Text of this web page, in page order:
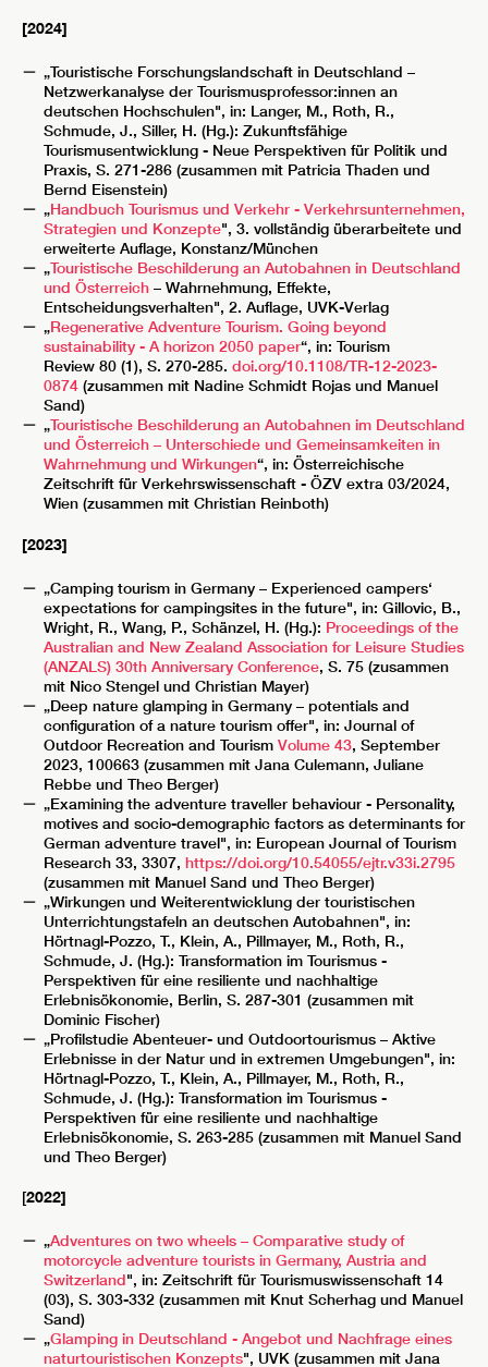
[2024]
„Touristische Forschungslandschaft in Deutschland –
Netzwerkanalyse der Tourismusprofessor:innen an
deutschen Hochschulen", in: Langer, M., Roth, R.,
Schmude, J., Siller, H. (Hg.): Zukunftsfähige
Tourismusentwicklung - Neue Perspektiven für Politik und
Praxis, S. 271-286 (zusammen mit Patricia Thaden und
Bernd Eisenstein)
„Handbuch Tourismus und Verkehr - Verkehrsunternehmen,
Strategien und Konzepte", 3. vollständig überarbeitete und
erweiterte Auflage, Konstanz/München
„Touristische Beschilderung an Autobahnen in Deutschland
und Österreich– Wahrnehmung, Effekte,
Entscheidungsverhalten", 2. Auflage, UVK-Verlag
„Regenerative Adventure Tourism. Going beyond
sustainability - A horizon 2050 paper“, in: Tourism
Review 80 (1), S. 270-285. doi.org/10.1108/TR-12-2023-
0874 (zusammen mit Nadine Schmidt Rojas und Manuel
Sand)
„Touristische Beschilderung an Autobahnen im Deutschland
und Österreich – Unterschiede und Gemeinsamkeiten in
Wahrnehmung und Wirkungen“, in: Österreichische
Zeitschrift für Verkehrswissenschaft - ÖZV extra 03/2024,
Wien (zusammen mit Christian Reinboth)
[2023]
„Camping tourism in Germany – Experienced campers‘
expectations for campingsites in the future", in: Gillovic, B.,
Wright, R., Wang, P., Schänzel, H. (Hg.): Proceedings of the
Australian and New Zealand Association for Leisure Studies
(ANZALS) 30th Anniversary Conference, S. 75 (zusammen
mit Nico Stengel und Christian Mayer)
„Deep nature glamping in Germany – potentials and
configuration of a nature tourism offer", in: Journal of
Outdoor Recreation and Tourism Volume 43, September
2023, 100663 (zusammen mit Jana Culemann, Juliane
Rebbe und Theo Berger)
„Examining the adventure traveller behaviour - Personality,
motives and socio-demographic factors as determinants for
German adventure travel", in: European Journal of Tourism
Research 33, 3307, https://doi.org/10.54055/ejtr.v33i.2795
(zusammen mit Manuel Sand und Theo Berger)
„Wirkungen und Weiterentwicklung der touristischen
Unterrichtungstafeln an deutschen Autobahnen", in:
Hörtnagl-Pozzo, T., Klein, A., Pillmayer, M., Roth, R.,
Schmude, J. (Hg.): Transformation im Tourismus -
Perspektiven für eine resiliente und nachhaltige
Erlebnisökonomie, Berlin, S. 287-301 (zusammen mit
Dominic Fischer)
„Profilstudie Abenteuer- und Outdoortourismus – Aktive
Erlebnisse in der Natur und in extremen Umgebungen", in:
Hörtnagl-Pozzo, T., Klein, A., Pillmayer, M., Roth, R.,
Schmude, J. (Hg.): Transformation im Tourismus -
Perspektiven für eine resiliente und nachhaltige
Erlebnisökonomie, S. 263-285 (zusammen mit Manuel Sand
und Theo Berger)
[2022]
„Adventures on two wheels – Comparative study of
motorcycle adventure tourists in Germany, Austria and
Switzerland", in: Zeitschrift für Tourismuswissenschaft 14
(03), S. 303-332 (zusammen mit Knut Scherhag und Manuel
Sand)
„Glamping in Deutschland - Angebot und Nachfrage eines
naturtouristischen Konzepts", UVK (zusammen mit Jana